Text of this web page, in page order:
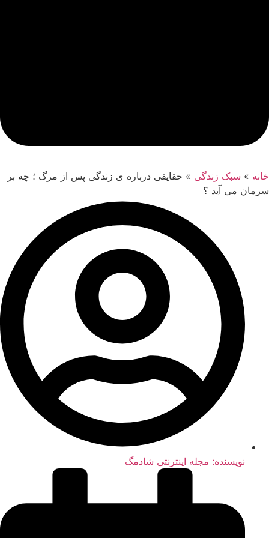
خانه » سبک زندگی » حقایقی درباره ی زندگی پس از مرگ ؛ چه بر
سرمان می آید ؟
نویسنده: مجله اینترنتی شادمگ